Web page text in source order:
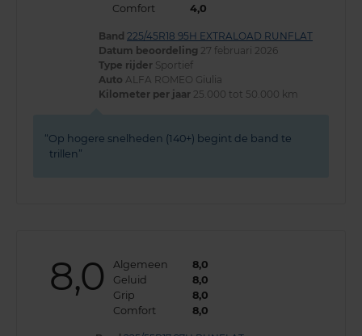
Comfort
4,0
Band 225/45R18 95H EXTRALOAD RUNFLAT
Datum beoordeling 27 februari 2026
Type rijder Sportief
Auto ALFA ROMEO Giulia
Kilometer per jaar 25.000 tot 50.000 km
Op hogere snelheden (140+) begint de band te
trillen
8,0 Algemeen
8,0
Geluid
8,0
Grip
8,0
Comfort
8,0